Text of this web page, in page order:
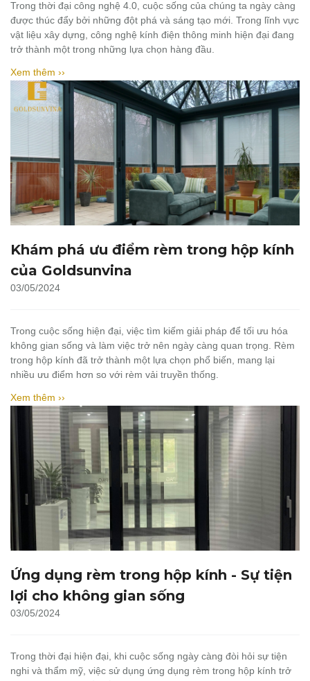
Trong thời đại công nghệ 4.0, cuộc sống của chúng ta ngày càng
được thúc đẩy bởi những đột phá và sáng tạo mới. Trong lĩnh vực
vật liệu xây dựng, công nghệ kính điện thông minh hiện đại đang
trở thành một trong những lựa chọn hàng đầu.
Xem thêm ››
Khám phá ưu điểm rèm trong hộp kính
của Goldsunvina
03/05/2024
Trong cuộc sống hiện đại, việc tìm kiếm giải pháp để tối ưu hóa
không gian sống và làm việc trở nên ngày càng quan trọng. Rèm
trong hộp kính đã trở thành một lựa chọn phổ biến, mang lại
nhiều ưu điểm hơn so với rèm vải truyền thống.
Xem thêm ››
Ứng dụng rèm trong hộp kính - Sự tiện
lợi cho không gian sống
03/05/2024
Trong thời đại hiện đại, khi cuộc sống ngày càng đòi hỏi sự tiện
nghi và thẩm mỹ, việc sử dụng ứng dụng rèm trong hộp kính trở